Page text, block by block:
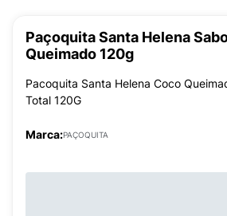
Paçoquita Santa Helena
Queimado 120g
Pacoquita Santa Helena Coco
Total 120G
Marca:PAÇOQUITA